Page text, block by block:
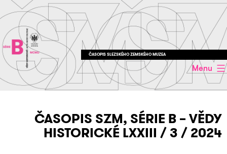
Přejít
obsahu
ČASOPIS SLEZSKÉHO ZEMSKÉHO MUZEA
Menu
ČASOPIS SZM, SÉRIE B – VĚDY
HISTORICKÉ LXXIII / 3 / 2024